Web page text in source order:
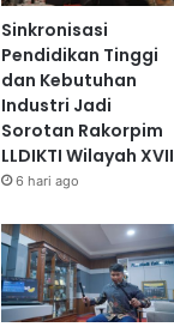
Sinkronisasi
Pendidikan Tinggi
dan Kebutuhan
Industri Jadi
Sorotan Rakorpim
LLDIKTI Wilayah XVII
6 hari ago